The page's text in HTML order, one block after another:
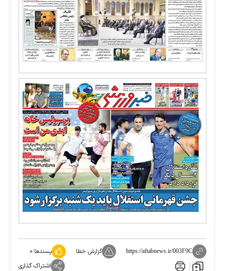
https://aftabnews.ir/003F9C گزارش خطا پسندها:۰
اشتراک گذاری